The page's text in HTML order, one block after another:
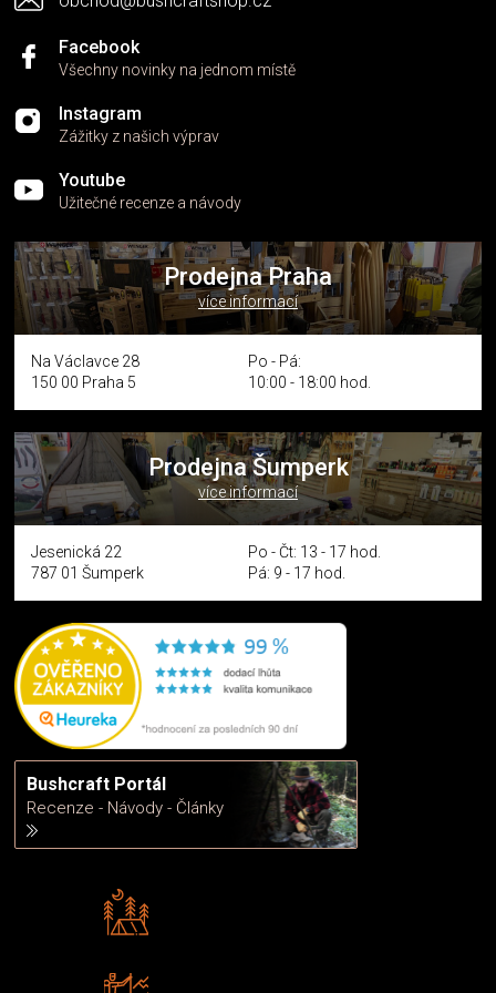
Facebook
Všechny novinky na jednom místě
Instagram
Zážitky z našich výprav
Youtube
Užitečné recenze a návody
Prodejna Praha
více informací
Na Václavce 28
150 00 Praha 5
Po - Pá:
10:00 - 18:00 hod.
Prodejna Šumperk
více informací
Jesenická 22
787 01 Šumperk
Po - Čt: 13 - 17 hod.
Pá: 9 - 17 hod.
Bushcraft Portál
Recenze - Návody - Články